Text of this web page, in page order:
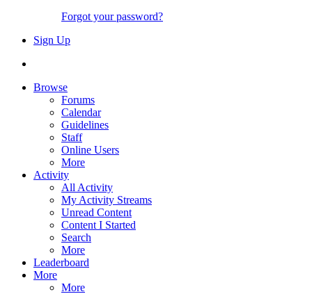
Forgot your password?
Sign Up
Browse
Forums
Calendar
Guidelines
Staff
Online Users
More
Activity
All Activity
My Activity Streams
Unread Content
Content I Started
Search
More
Leaderboard
More
More